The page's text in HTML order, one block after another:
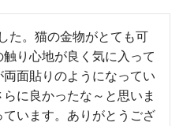
た。猫の金物がとても可
り心地が良く気に入って
面貼りのようになってい
に良かったな～と思いま
います。ありがとうござ